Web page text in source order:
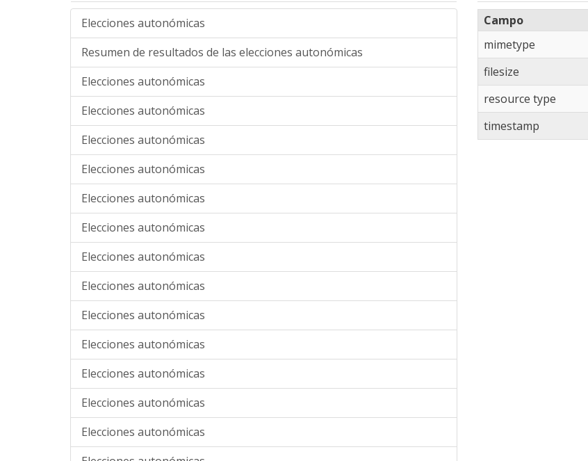
Elecciones autonómicas
Resumen de resultados de las elecciones autonómicas
Elecciones autonómicas
Elecciones autonómicas
Elecciones autonómicas
Elecciones autonómicas
Elecciones autonómicas
Elecciones autonómicas
Elecciones autonómicas
Elecciones autonómicas
Elecciones autonómicas
Elecciones autonómicas
Elecciones autonómicas
Elecciones autonómicas
Elecciones autonómicas
Campo
mimetype
filesize
resource type
timestamp